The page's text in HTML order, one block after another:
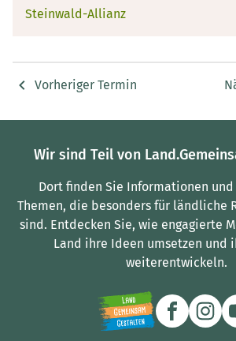
Steinwald-Allianz
Vorheriger Termin
Wir sind Teil von
Dort finden Sie Informationen
Themen, die besonders für ländliche
sind. Entdecken Sie, wie engagierte
Land ihre Ideen umsetzen und
weiterentwickeln.